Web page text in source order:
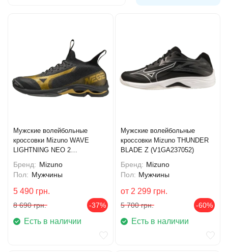
Мужские волейбольные
кроссовки Mizuno WAVE
LIGHTNING NEO 2
Бренд: Mizuno
Пол: Мужчины
5 490 грн.
8 690 грн. -37%
Есть в наличии
Мужские волейбольные
кроссовки Mizuno THUNDER
BLADE Z (V1GA237052)
Бренд: Mizuno
Пол: Мужчины
от 2 299 грн.
5 700 грн. -60%
Есть в наличии